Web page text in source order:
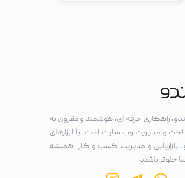
راهکاری حرفه ای، هوشمند و مقرون به
و مدیریت وب سایت است. با ابزارهای
بازاریابی و مدیریت کسب و کار، همیشه
جلوتر باشید.